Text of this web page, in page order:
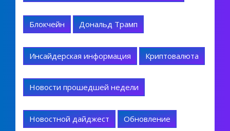
Блокчейн Дональд Трамп
Инсайдерская информация Криптовалюта
Новости прошедшей недели
Новостной дайджест Обновление